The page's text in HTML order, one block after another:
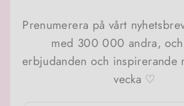
Prenumerera på vårt
med 300 000 andra,
erbjudanden och inspirerande
vecka ♡